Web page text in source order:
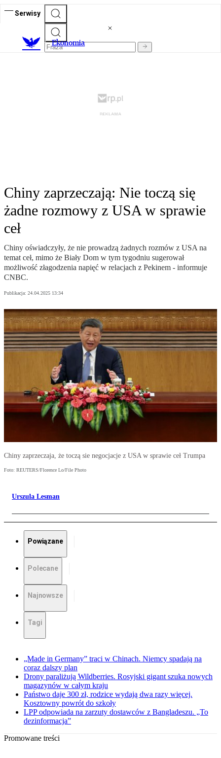
Serwisy
Ekonomia
Chiny zaprzeczają: Nie toczą się
żadne rozmowy z USA w sprawie
ceł
Chiny oświadczyły, że nie prowadzą żadnych rozmów z USA na
temat ceł, mimo że Biały Dom w tym tygodniu sugerował
możliwość złagodzenia napięć w relacjach z Pekinem - informuje
CNBC.
Publikacja: 24.04.2025 13:34
Chiny zaprzeczaja, że toczą sie negocjacje z USA w sprawie ceł Trumpa
Foto: REUTERS/Florence Lo/File Photo
Urszula Lesman
Powiązane
Polecane
Najnowsze
Tagi
„Made in Germany” traci w Chinach. Niemcy spadają na
coraz dalszy plan
Drony paraliżują Wildberries. Rosyjski gigant szuka nowych
magazynów w całym kraju
Państwo daje 300 zł, rodzice wydają dwa razy więcej.
Kosztowny powrót do szkoły
LPP odpowiada na zarzuty dostawców z Bangladeszu. „To
dezinformacja”
Promowane treści